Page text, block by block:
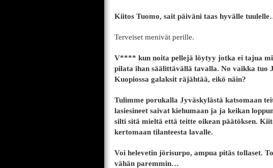
Kiitos Tuomo, sait päiväni taas hyvälle
Terveiset menivät perille.
V**** kun noita pellejä löytyy jotka ei tajua
pilata ihan säälittävällä tavalla. No vaikka tuo
Kuopiossa galaksit räjähtää, eikö näin?
Tulimme porukalla Jyväskylästä katsomaan
lasiesineet saivat kiehumaan ja ja keikan
silti sitä mieltä että teitte oikean päätöksen.
kertomaan tilanteesta lavalle.
Voi helevetin jörisurpo, ampua pitäs tollaset.
vähän paremmin…